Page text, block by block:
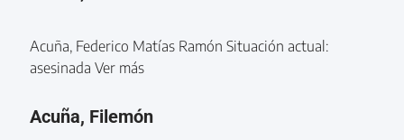
Acuña, Federico Matías Ramón Situación actual:
asesinada Ver más
Acuña, Filemón